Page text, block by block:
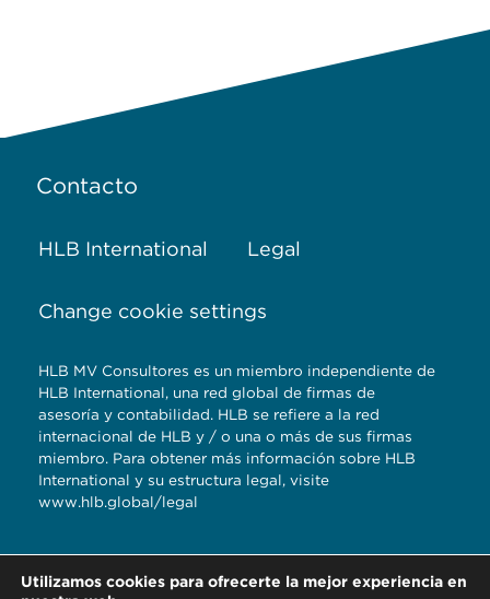
Contacto
HLB International Legal
Change cookie settings
HLB MV Consultores es un miembro independiente de
HLB International, una red global de firmas de
asesoría y contabilidad. HLB se refiere a la red
internacional de HLB y / o una o más de sus firmas
miembro. Para obtener más información sobre HLB
International y su estructura legal, visite
www.hlb.global/legal
piso Reserva
Utilizamos cookies para ofrecerte la mejor experiencia en